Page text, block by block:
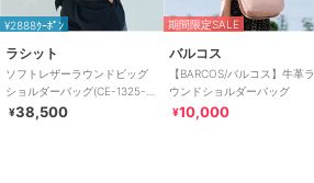
¥2888ｸｰﾎﾟﾝ
ラシット
ソフトレザーラウンドビッグ
ショルダーバッグ(CE-1325-
WEB)
¥38,500
期間限定SALE
バルコス
【BARCOS/バルコス】牛革ラ
ウンドショルダーバッグ
¥10,000